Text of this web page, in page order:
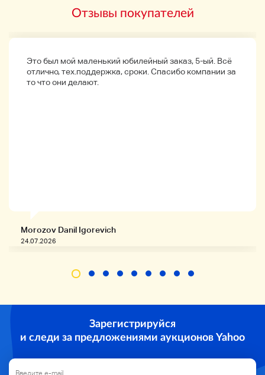
Все предметы находятся на фото.
неоткрытый
Отзывы покупателей
Это был мой маленький юбилейный заказ, 5-ый. Всё
отлично, тех.поддержка, сроки. Спасибо компании за
то что они делают.
Morozov Danil Igorevich
24.07.2026
Зарегистрируйся
и следи за предложениями аукционов Yahoo